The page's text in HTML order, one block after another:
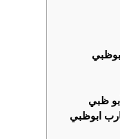
ظبي
ابوظبي